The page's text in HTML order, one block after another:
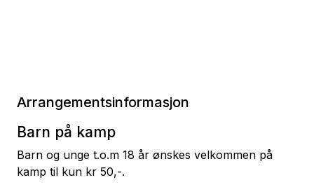
Arrangementsinformasjon
Barn på kamp
Barn og unge t.o.m 18 år ønskes velkommen på
kamp til kun kr 50,-.